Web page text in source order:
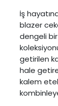
İş
blazer
dengeli
getirilen
hale
kalem